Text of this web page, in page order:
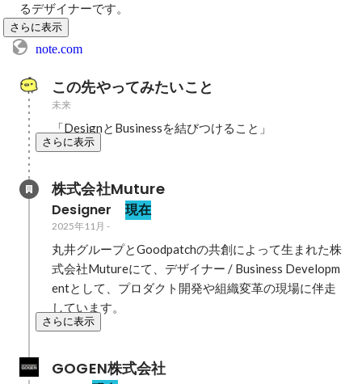
るデザイナーです。
さらに表示
note.com
この先やってみたいこと
未来
「DesignとBusinessを結びつけること」
さらに表示
株式会社Muture
Designer 現在
2025年11月 -
丸井グループとGoodpatchの共創によって生まれた株
式会社Mutureにて、デザイナー / Business Developm
entとして、プロダクト開発や組織変革の現場に伴走
しています。
さらに表示
GOGEN株式会社